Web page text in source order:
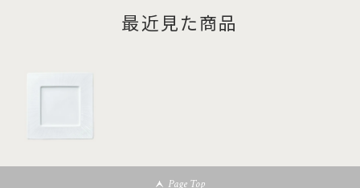
最近見た商品
Page Top